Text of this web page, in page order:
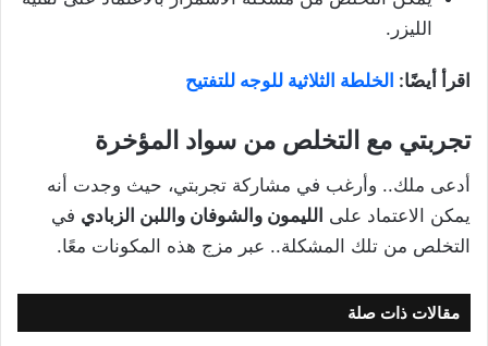
الليزر.
اقرأ أيضًا: الخلطة الثلاثية للوجه للتفتيح
تجربتي مع التخلص من سواد المؤخرة
أدعى ملك.. وأرغب في مشاركة تجربتي، حيث وجدت أنه
يمكن الاعتماد على الليمون والشوفان واللبن الزبادي في
التخلص من تلك المشكلة.. عبر مزج هذه المكونات معًا.
مقالات ذات صلة